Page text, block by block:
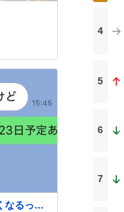
なるって
4
5
6
7